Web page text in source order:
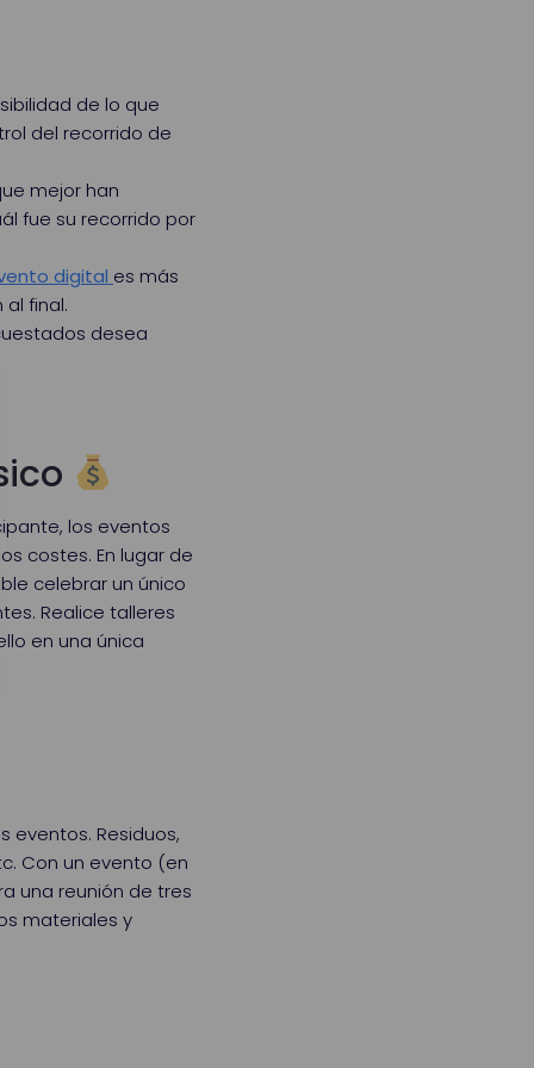
de lo que
del recorrido de
mejor han
fue su recorrido por
digital es más
final.
desea
los eventos
costes. En lugar de
celebrar un único
Realice talleres
en una única
eventos. Residuos,
Con un evento (en
una reunión de tres
materiales y